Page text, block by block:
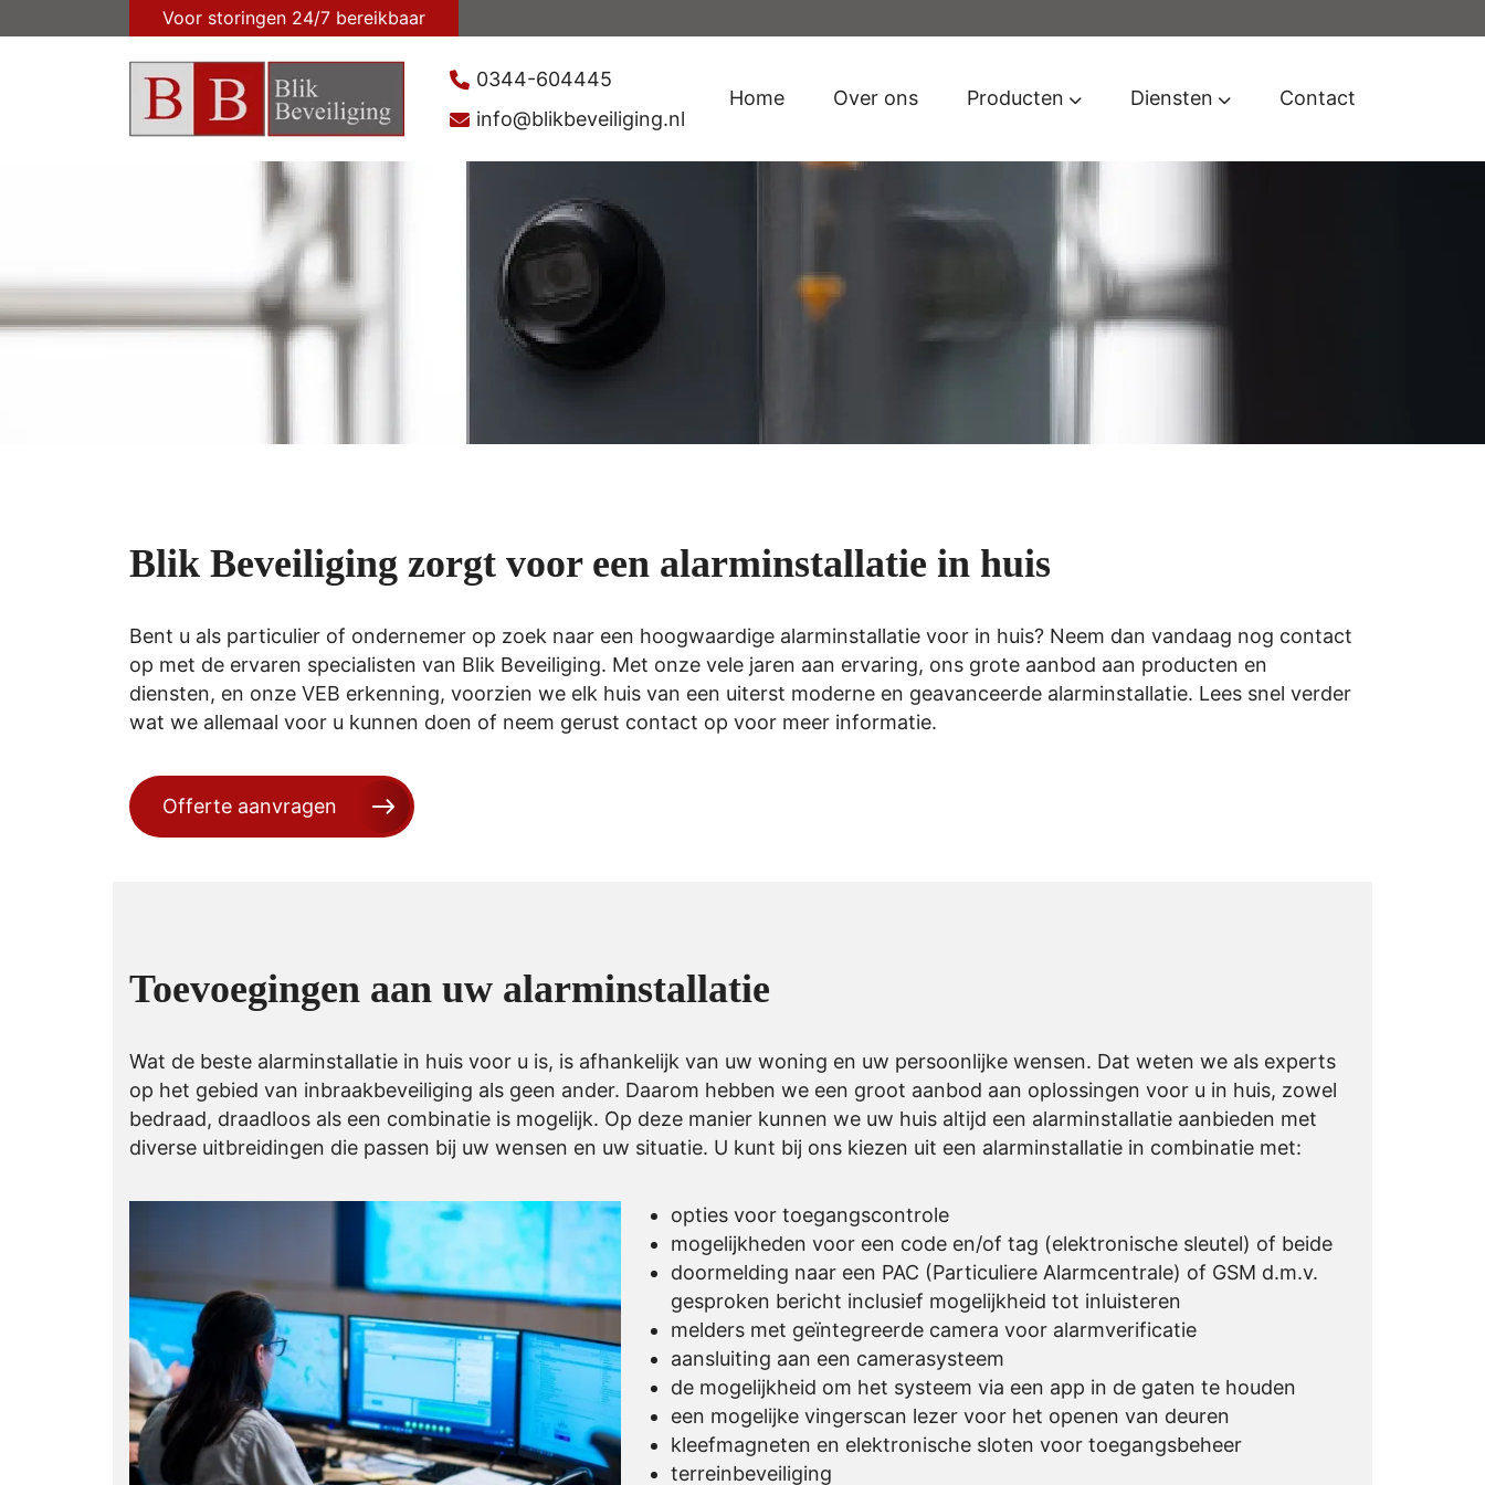
Voor storingen 24/7 bereikbaar
0344-604445
info@blikbeveiliging.nl
Home Over ons Producten Diensten Contact
Blik Beveiliging zorgt voor een alarminstallatie in huis
Bent u als particulier of ondernemer op zoek naar een hoogwaardige alarminstallatie voor in huis? Neem dan vandaag nog contact
op met de ervaren specialisten van Blik Beveiliging. Met onze vele jaren aan ervaring, ons grote aanbod aan producten en
diensten, en onze VEB erkenning, voorzien we elk huis van een uiterst moderne en geavanceerde alarminstallatie. Lees snel verder
wat we allemaal voor u kunnen doen of neem gerust contact op voor meer informatie.
Offerte aanvragen
Toevoegingen aan uw alarminstallatie
Wat de beste alarminstallatie in huis voor u is, is afhankelijk van uw woning en uw persoonlijke wensen. Dat weten we als experts
op het gebied van inbraakbeveiliging als geen ander. Daarom hebben we een groot aanbod aan oplossingen voor u in huis, zowel
bedraad, draadloos als een combinatie is mogelijk. Op deze manier kunnen we uw huis altijd een alarminstallatie aanbieden met
diverse uitbreidingen die passen bij uw wensen en uw situatie. U kunt bij ons kiezen uit een alarminstallatie in combinatie met:
opties voor toegangscontrole
mogelijkheden voor een code en/of tag (elektronische sleutel) of beide
doormelding naar een PAC (Particuliere Alarmcentrale) of GSM d.m.v.
gesproken bericht inclusief mogelijkheid tot inluisteren
melders met geïntegreerde camera voor alarmverificatie
aansluiting aan een camerasysteem
de mogelijkheid om het systeem via een app in de gaten te houden
een mogelijke vingerscan lezer voor het openen van deuren
kleefmagneten en elektronische sloten voor toegangsbeheer
terreinbeveiliging